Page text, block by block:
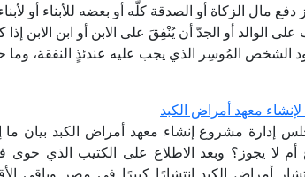
مال الزكاة أو الصدقة كلّه أو بعضه للأبناء أو لأبناء
الوالد أو الجدّ أن يُنْفِقَ على الابن أو ابن الابن إذا
الشخص المُوسِر الذي يجب عليه عندئذٍ النفقة،
لإنشاء معهد أمراض الكبد
إدارة مشروع إنشاء معهد أمراض الكبد بيان ما
لا يجوز؟ وبعد الاطلاع على الكتيب الذي حوى